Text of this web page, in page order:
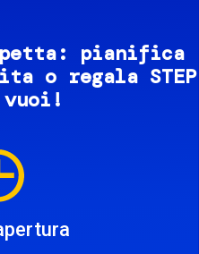
pianifica
o regala STEP